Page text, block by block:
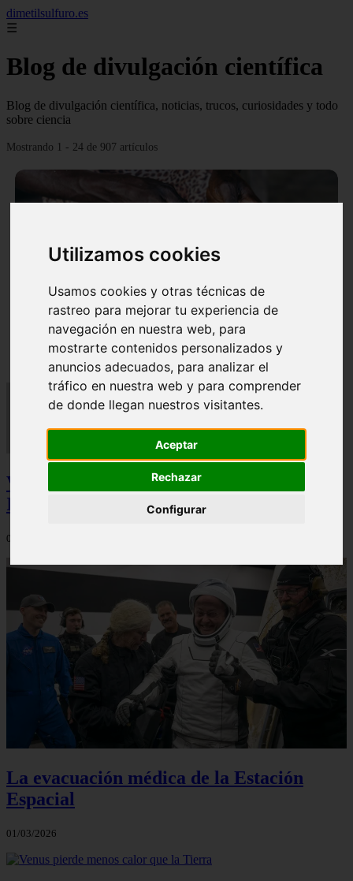
Utilizamos cookies
Usamos cookies y otras técnicas de
rastreo para mejorar tu experiencia de
navegación en nuestra web, para
mostrarte contenidos personalizados y
anuncios adecuados, para analizar el
tráfico en nuestra web y para comprender
de donde llegan nuestros visitantes.
Aceptar
Rechazar
Configurar
dimetilsulfuro.es
☰
Blog de divulgación científica
Blog de divulgación científica, noticias, trucos, curiosidades y todo
sobre ciencia
Mostrando 1 - 24 de 907 artículos
En África harán lo que parecía imposible: Utilizarán
moléculas de agua para cocinar sus alimentos
Video Advertencias desde la cúspide de la
IA: Hinton y el posible colapso social
06/03/2026
La evacuación médica de la Estación
Espacial
01/03/2026